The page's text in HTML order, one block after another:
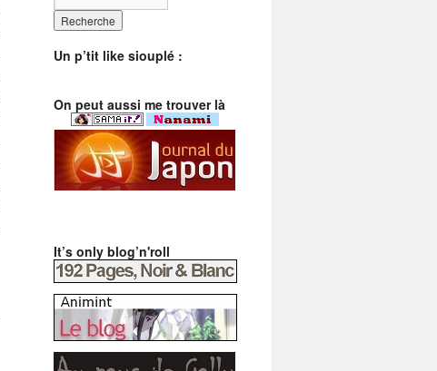
Un p’tit like siouplé :
On peut aussi me trouver là
It’s only blog’n'roll